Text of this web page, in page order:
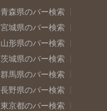
青森県のバー検索
宮城県のバー検索
山形県のバー検索
茨城県のバー検索
群馬県のバー検索
長野県のバー検索
東京都のバー検索